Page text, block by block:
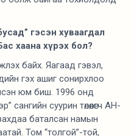
гэсэн хуваагдал
хаана хүрэх бол?
байх. Яагаад гэвэл,
гэх ашиг сонирхлоо
юм биш. 1996 онд
суурин төлөөлөгч АН-
баталсан намын
Том “толгой”-той,